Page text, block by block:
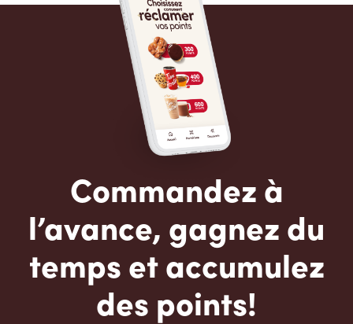
Commandez à
l’avance, gagnez du
temps et accumulez
des points!